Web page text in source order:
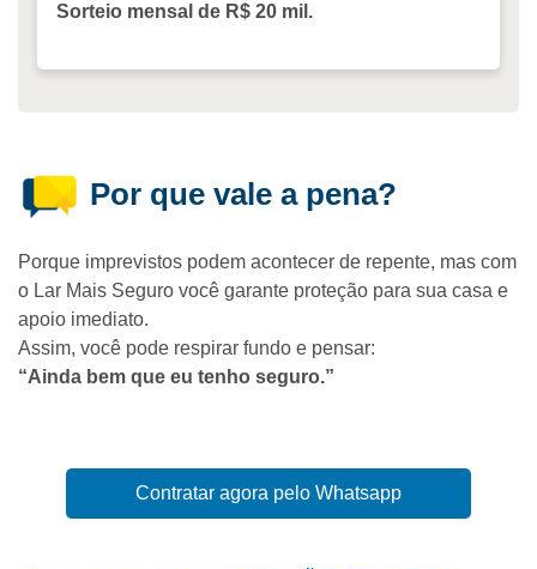
Sorteio mensal de R$ 20 mil.
Por que vale a pena?
Porque imprevistos podem acontecer de repente, mas com
o Lar Mais Seguro você garante proteção para sua casa e
apoio imediato.
Assim, você pode respirar fundo e pensar:
“Ainda bem que eu tenho seguro.”
Contratar agora pelo Whatsapp